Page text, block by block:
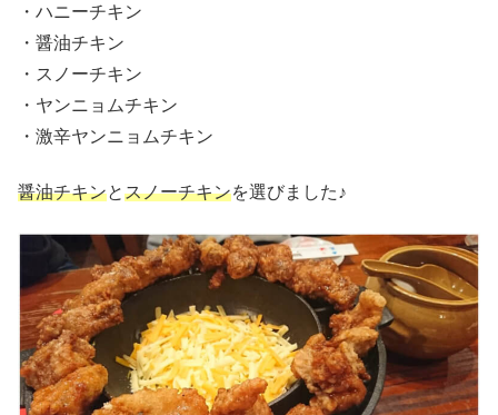
・ハニーチキン
・醤油チキン
・スノーチキン
・ヤンニョムチキン
・激辛ヤンニョムチキン
醤油チキンとスノーチキンを選びました♪